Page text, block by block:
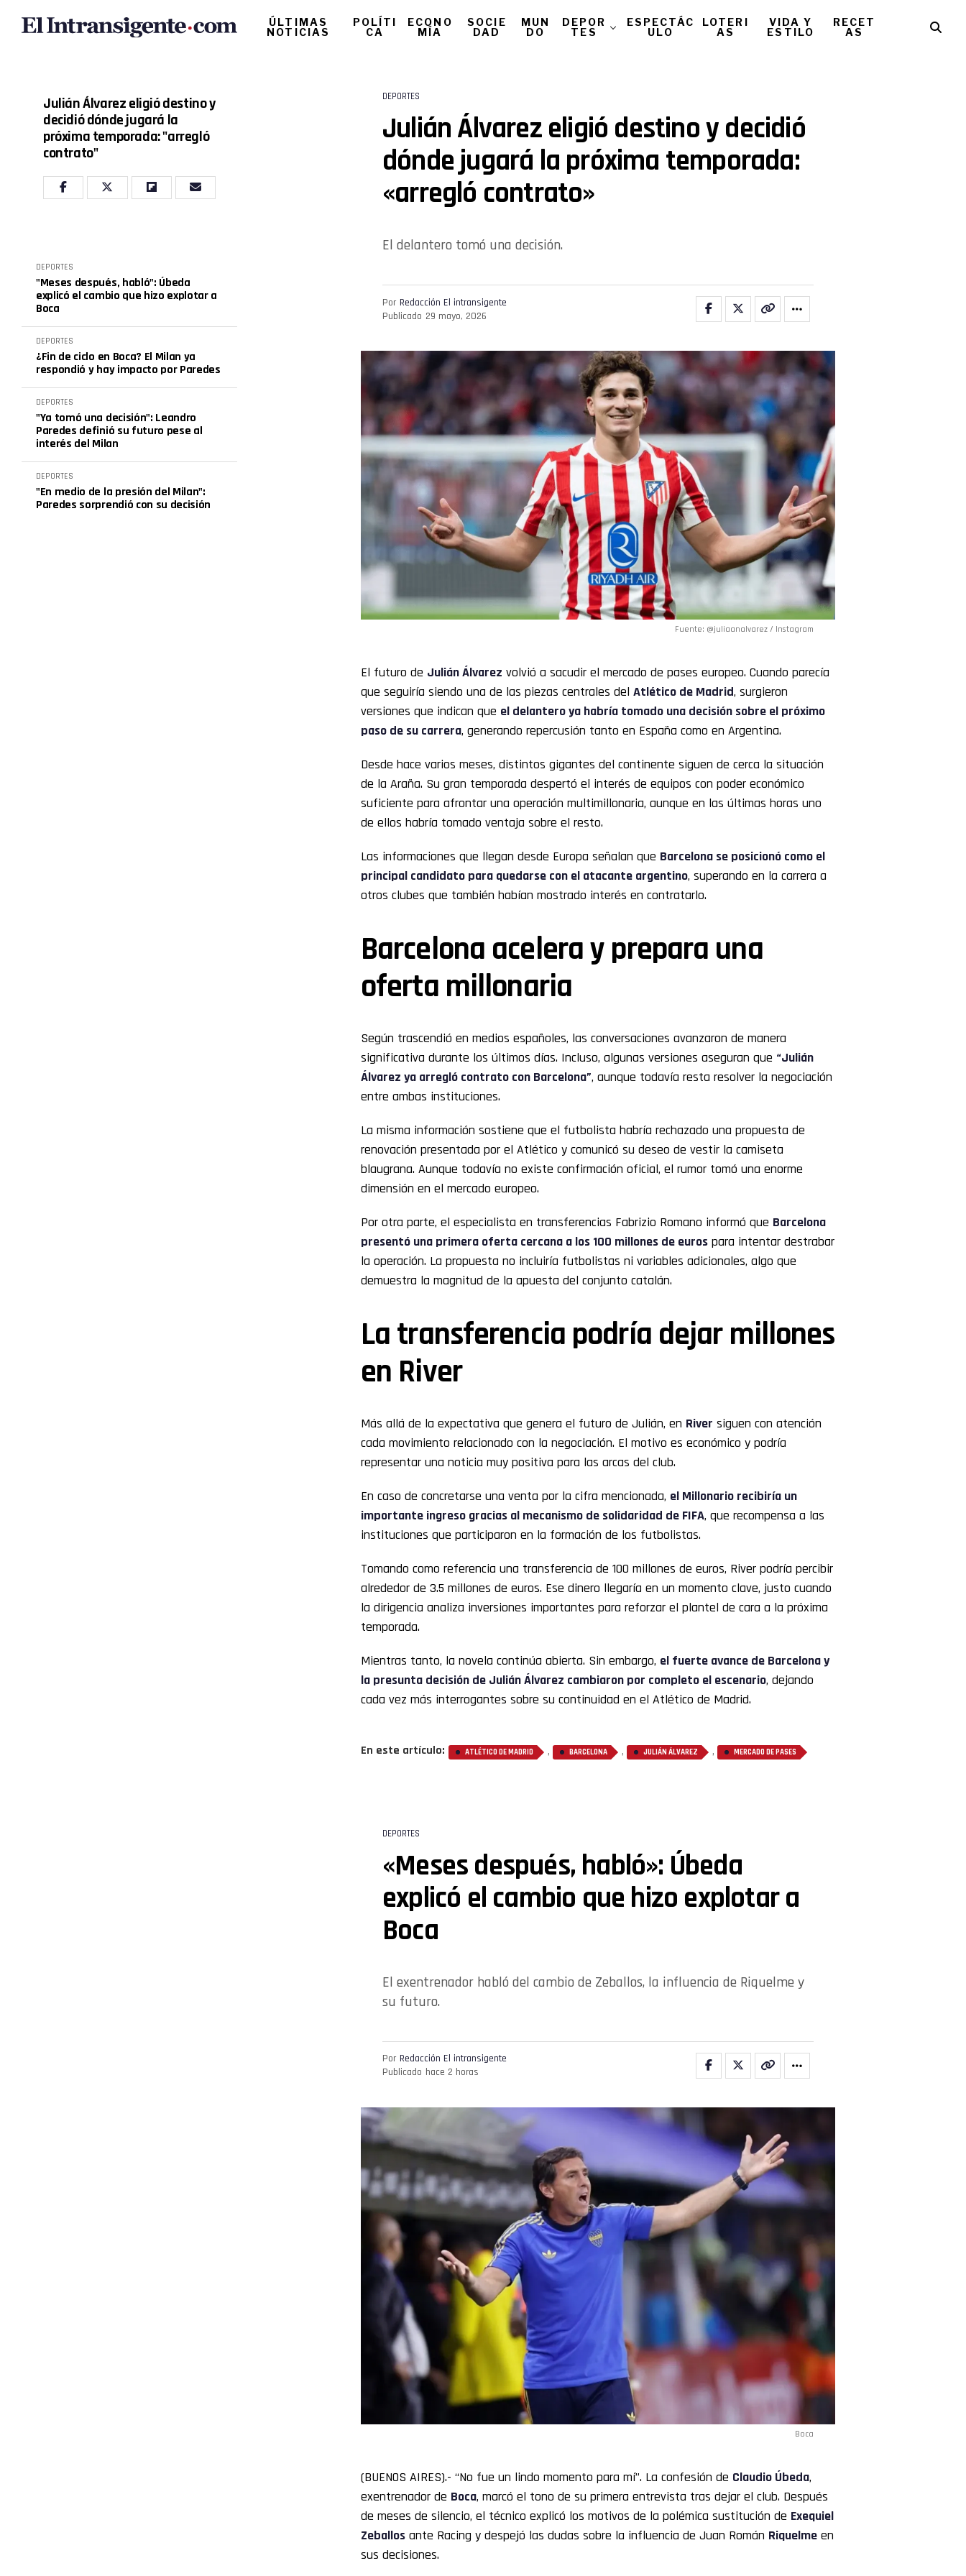
ÚLTIMAS
NOTICIAS
POLÍTI
CA
ECONO
MÍA
SOCIE
DAD
MUN
DO
DEPOR
TES
ESPECTÁC
ULO
LOTERI
AS
VIDA Y
ESTILO
RECET
AS
Julián Álvarez eligió destino y
decidió dónde jugará la
próxima temporada: "arregló
contrato"
DEPORTES
"Meses después, habló": Úbeda
explicó el cambio que hizo explotar a
Boca
DEPORTES
¿Fin de ciclo en Boca? El Milan ya
respondió y hay impacto por Paredes
DEPORTES
"Ya tomó una decisión": Leandro
Paredes definió su futuro pese al
interés del Milan
DEPORTES
"En medio de la presión del Milan":
Paredes sorprendió con su decisión
DEPORTES
Julián Álvarez eligió destino y decidió
dónde jugará la próxima temporada:
«arregló contrato»
El delantero tomó una decisión.
Por Redacción El intransigente
Publicado 29 mayo, 2026
Fuente: @juliaanalvarez / Instagram
El futuro de Julián Álvarez volvió a sacudir el mercado de pases europeo. Cuando parecía
que seguiría siendo una de las piezas centrales del Atlético de Madrid, surgieron
versiones que indican que el delantero ya habría tomado una decisión sobre el próximo
paso de su carrera, generando repercusión tanto en España como en Argentina.
Desde hace varios meses, distintos gigantes del continente siguen de cerca la situación
de la Araña. Su gran temporada despertó el interés de equipos con poder económico
suficiente para afrontar una operación multimillonaria, aunque en las últimas horas uno
de ellos habría tomado ventaja sobre el resto.
Las informaciones que llegan desde Europa señalan que Barcelona se posicionó como el
principal candidato para quedarse con el atacante argentino, superando en la carrera a
otros clubes que también habían mostrado interés en contratarlo.
Barcelona acelera y prepara una
oferta millonaria
Según trascendió en medios españoles, las conversaciones avanzaron de manera
significativa durante los últimos días. Incluso, algunas versiones aseguran que “Julián
Álvarez ya arregló contrato con Barcelona”, aunque todavía resta resolver la negociación
entre ambas instituciones.
La misma información sostiene que el futbolista habría rechazado una propuesta de
renovación presentada por el Atlético y comunicó su deseo de vestir la camiseta
blaugrana. Aunque todavía no existe confirmación oficial, el rumor tomó una enorme
dimensión en el mercado europeo.
Por otra parte, el especialista en transferencias Fabrizio Romano informó que Barcelona
presentó una primera oferta cercana a los 100 millones de euros para intentar destrabar
la operación. La propuesta no incluiría futbolistas ni variables adicionales, algo que
demuestra la magnitud de la apuesta del conjunto catalán.
La transferencia podría dejar millones
en River
Más allá de la expectativa que genera el futuro de Julián, en River siguen con atención
cada movimiento relacionado con la negociación. El motivo es económico y podría
representar una noticia muy positiva para las arcas del club.
En caso de concretarse una venta por la cifra mencionada, el Millonario recibiría un
importante ingreso gracias al mecanismo de solidaridad de FIFA, que recompensa a las
instituciones que participaron en la formación de los futbolistas.
Tomando como referencia una transferencia de 100 millones de euros, River podría percibir
alrededor de 3.5 millones de euros. Ese dinero llegaría en un momento clave, justo cuando
la dirigencia analiza inversiones importantes para reforzar el plantel de cara a la próxima
temporada.
Mientras tanto, la novela continúa abierta. Sin embargo, el fuerte avance de Barcelona y
la presunta decisión de Julián Álvarez cambiaron por completo el escenario, dejando
cada vez más interrogantes sobre su continuidad en el Atlético de Madrid.
En este artículo: ATLÉTICO DE MADRID , BARCELONA , JULIÁN ÁLVAREZ , MERCADO DE PASES
DEPORTES
«Meses después, habló»: Úbeda
explicó el cambio que hizo explotar a
Boca
El exentrenador habló del cambio de Zeballos, la influencia de Riquelme y
su futuro.
Por Redacción El intransigente
Publicado hace 2 horas
Boca
(BUENOS AIRES).- “No fue un lindo momento para mí”. La confesión de Claudio Úbeda,
exentrenador de Boca, marcó el tono de su primera entrevista tras dejar el club. Después
de meses de silencio, el técnico explicó los motivos de la polémica sustitución de Exequiel
Zeballos ante Racing y despejó las dudas sobre la influencia de Juan Román Riquelme en
sus decisiones.